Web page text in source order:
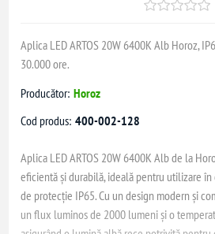
Aplica LED ARTOS 20W 6400K Alb Horoz,
30.000 ore.
Producător: Horoz
Cod produs: 400-002-128
Aplica LED ARTOS 20W 6400K Alb de la
eficientă și durabilă, ideală pentru utilizare
de protecție IP65. Cu un design modern și
un flux luminos de 2000 lumeni și o